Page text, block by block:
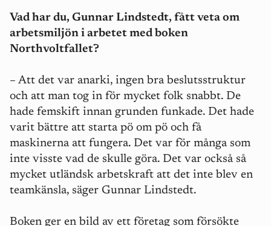
Vad har du, Gunnar Lindstedt, fått veta om
arbetsmiljön i arbetet med boken
Northvoltfallet?
– Att det var anarki, ingen bra beslutsstruktur
och att man tog in för mycket folk snabbt. De
hade femskift innan grunden funkade. Det hade
varit bättre att starta pö om pö och få
maskinerna att fungera. Det var för många som
inte visste vad de skulle göra. Det var också så
mycket utländsk arbetskraft att det inte blev en
teamkänsla, säger Gunnar Lindstedt.
Boken ger en bild av ett företag som försökte